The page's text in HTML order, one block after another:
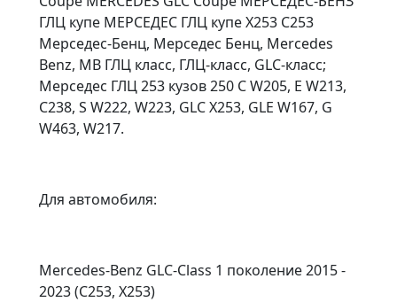
ГЛЦ купе МЕРСЕДЕС ГЛЦ купе X253 C253
Мерседес-Бенц, Мерседес Бенц, Mercedes
Benz, MB ГЛЦ класс, ГЛЦ-класс, GLC-класс;
Мерседес ГЛЦ 253 кузов 250 C W205, E W213,
C238, S W222, W223, GLC X253, GLE W167, G
W463, W217.
Для автомобиля:
Mercedes-Benz GLC-Class 1 поколение 2015 -
2023 (C253, X253)